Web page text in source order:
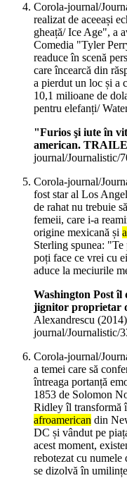
Corola-journal/
realizat de aceeași
gheață/ Ice Age", a
Comedia "Tyler
readuce în scenă
care încearcă din
a pierdut un loc și a
10,1 milioane de
pentru elefanți/
"Furios şi iute în
american.
journal/Journalistic/
Corola-journal/
fost star al Los
de rahat nu trebuie
femeii, care i-a
origine mexicană și
Sterling spunea:
poți face ce vrei cu
aduce la meciurile
Washington Post îl
jignitor proprietar
Alexandrescu (2014)
journal/Journalistic/
Corola-journal/
a temei care să
întreaga portanță
1853 de Solomon
Ridley îl transformă
afroamerican din
DC și vândut pe
acest moment,
rebotezat cu numele
se dizolvă în umilințe